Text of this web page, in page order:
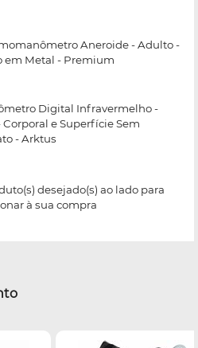
Aneroide - Adulto -
em Metal - Premium
Digital Infravermelho -
Corporal e Superfície Sem
- Arktus
desejado(s) ao lado para
à sua compra